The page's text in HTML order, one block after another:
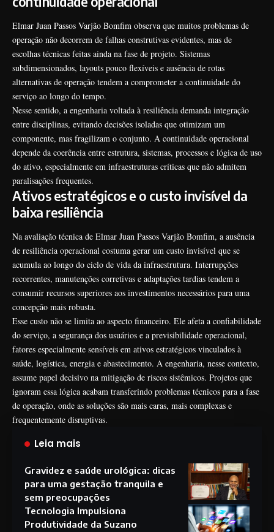
Elmar Juan Passos Varjão Bomfim observa que muitos problemas de
operação não decorrem de falhas construtivas evidentes, mas de
escolhas técnicas feitas ainda na fase de projeto. Sistemas
subdimensionados, layouts pouco flexíveis e ausência de rotas
alternativas de operação tendem a comprometer a continuidade do
serviço ao longo do tempo.
Nesse sentido, a engenharia voltada à resiliência demanda integração
entre disciplinas, evitando decisões isoladas que otimizam um
componente, mas fragilizam o conjunto. A continuidade operacional
depende da coerência entre estrutura, sistemas, processos e lógica de uso
do ativo, especialmente em infraestruturas críticas que não admitem
paralisações frequentes.
Ativos estratégicos e o custo invisível da
baixa resiliência
Na avaliação técnica de Elmar Juan Passos Varjão Bomfim, a ausência
de resiliência operacional costuma gerar um custo invisível que se
acumula ao longo do ciclo de vida da infraestrutura. Interrupções
recorrentes, manutenções corretivas e adaptações tardias tendem a
consumir recursos superiores aos investimentos necessários para uma
concepção mais robusta.
Esse custo não se limita ao aspecto financeiro. Ele afeta a confiabilidade
do serviço, a segurança dos usuários e a previsibilidade operacional,
fatores especialmente sensíveis em ativos estratégicos vinculados à
saúde, logística, energia e abastecimento. A engenharia, nesse contexto,
assume papel decisivo na mitigação de riscos sistêmicos. Projetos que
ignoram essa lógica acabam transferindo problemas técnicos para a fase
de operação, onde as soluções são mais caras, mais complexas e
frequentemente disruptivas.
Leia mais
Gravidez e saúde urológica: dicas
para uma gestação tranquila e
sem preocupações
Tecnologia Impulsiona
Produtividade da Suzano